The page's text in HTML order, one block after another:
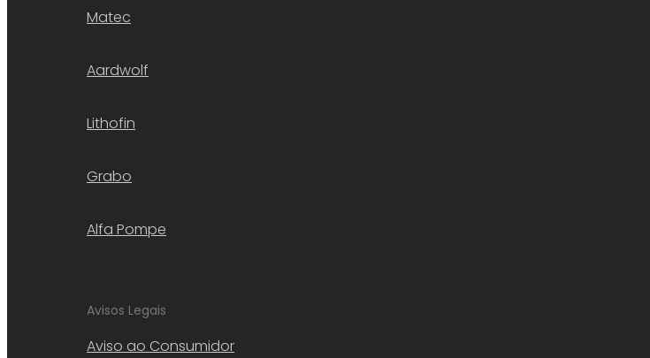
Matec
Aardwolf
Lithofin
Grabo
Alfa Pompe
Avisos Legais
Aviso ao Consumidor